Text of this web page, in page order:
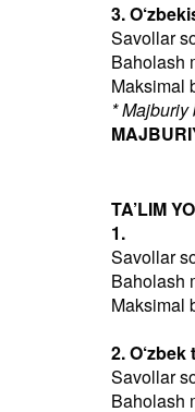
3.
Savollar
Baholash
Maksimal
* Majburiy
TA’LIM
1.
Savollar
Baholash
Maksimal
2.
Savollar
Baholash